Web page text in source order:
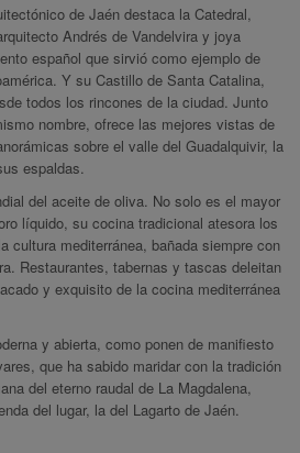
de Jaén destaca la Catedral,
Andrés de Vandelvira y joya
español que sirvió como ejemplo de
Y su Castillo de Santa Catalina,
todos los rincones de la ciudad. Junto
nombre, ofrece las mejores vistas de
sobre el valle del Guadalquivir, la
espaldas.
del aceite de oliva. No solo es el mayor
líquido, su cocina tradicional atesora los
cultura mediterránea, bañada siempre con
Restaurantes, tabernas y tascas deleitan
y exquisito de la cocina mediterránea
y abierta, como ponen de manifiesto
que ha sabido maridar con la tradición
del eterno raudal de La Magdalena,
del lugar, la del Lagarto de Jaén.